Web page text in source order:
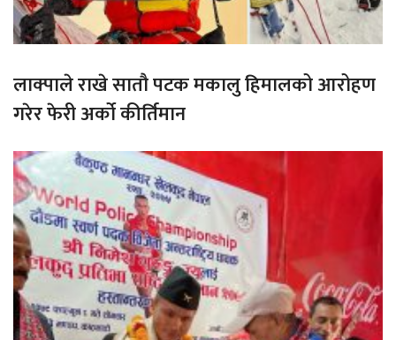
लाक्पाले राखे सातौ पटक मकालु हिमालको आरोहण
गरेर फेरी अर्को कीर्तिमान